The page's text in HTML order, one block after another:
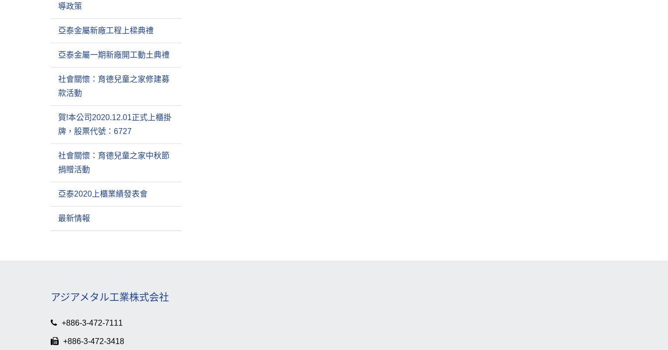
導政策
亞泰金屬新廠工程上樑典禮
亞泰金屬一期新廠開工動土典禮
社會關懷：育德兒童之家修建募
款活動
賀!本公司2020.12.01正式上櫃掛
牌，股票代號：6727
社會關懷：育德兒童之家中秋節
捐贈活動
亞泰2020上櫃業績發表會
最新情報
アジアメタル工業株式会社
+886-3-472-7111
+886-3-472-3418